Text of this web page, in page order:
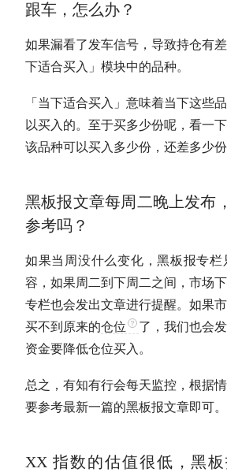
跟车，怎么办？
如果漏看了发车信号，导致持仓有
下适合买入」模块中的品种。
「当下适合买入」意味着当下这些
以买入的。至于买多少份呢，看一
该品种可以买入多少份，还差多少份
黑板报文章每周二晚上发布
参考吗？
如果当周没什么变化，黑板报专栏
容，如果周二到下周二之间，市场
专栏也会发出文章进行提醒。如果
买不到原来的仓位
了，我们也会
资金要降低仓位买入。
总之，有知有行会每天监控，根据
要参考最新一篇的黑板报文章即可。
XX 指数的估值很低，黑